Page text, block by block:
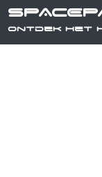
Ontdek het